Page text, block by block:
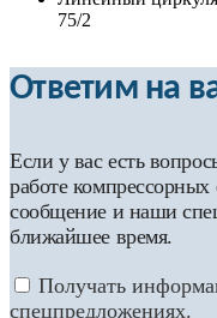
75/2
Ответим на
Если у вас есть
работе
сообщение и наши
ближайшее время.
Получать
спецпредложениях.